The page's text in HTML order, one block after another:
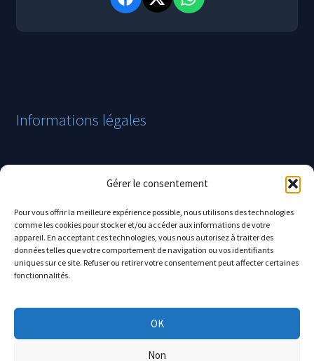
Gérer le consentement
Pour vous offrir la meilleure expérience possible, nous utilisons des technologies
comme les cookies pour stocker et/ou accéder aux informations de votre
appareil. En acceptant ces technologies, vous nous autorisez à traiter des
données telles que votre comportement de navigation ou vos identifiants
uniques sur ce site. Refuser ou retirer votre consentement peut affecter certaines
fonctionnalités.
OK
Non
Informations légales
Conditions générales de vente
Politique en matière de remboursement et de retour
© Boutique El'aimant Air 2026